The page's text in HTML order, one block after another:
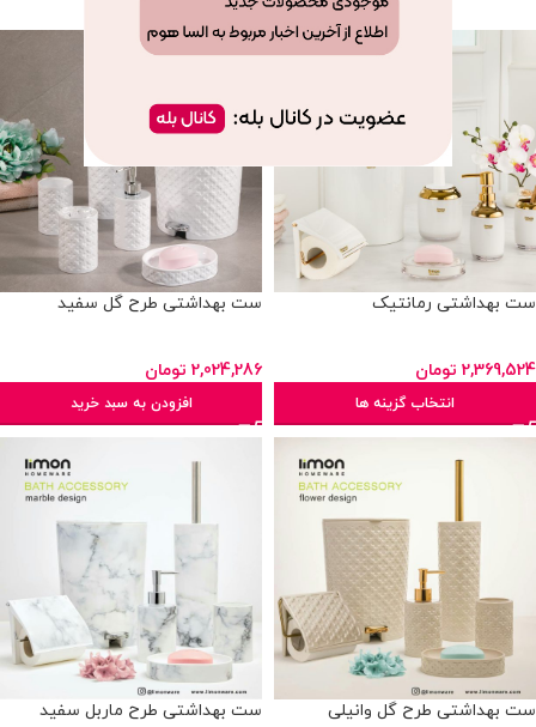
ست بهداشتی رمانتیک
2,369,524 تومان
انتخاب گزینه ها
ست بهداشتی طرح گل سفید
2,024,286 تومان
افزودن به سبد خرید
ست بهداشتی طرح گل وانیلی ست بهداشتی طرح ماربل سفید